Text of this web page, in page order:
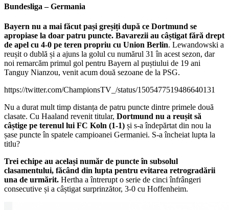
Bundesliga – Germania
Bayern nu a mai făcut pași greșiți după ce Dortmund se
apropiase la doar patru puncte. Bavarezii au câștigat fără drept
de apel cu 4-0 pe teren propriu cu Union Berlin. Lewandowski a
reușit o dublă și a ajuns la golul cu numărul 31 în acest sezon, dar
noi remarcăm primul gol pentru Bayern al puștiului de 19 ani
Tanguy Nianzou, venit acum două sezoane de la PSG.
https://twitter.com/ChampionsTV_/status/1505477519486640131
Nu a durat mult timp distanța de patru puncte dintre primele două
clasate. Cu Haaland revenit titular, Dortmund nu a reușit să
câștige pe terenul lui FC Koln (1-1) și s-a îndepărtat din nou la
șase puncte în spatele campioanei Germaniei. S-a încheiat lupta la
titlu?
Trei echipe au același număr de puncte în subsolul
clasamentului, făcând din lupta pentru evitarea retrogradării
una de urmărit. Hertha a întrerupt o serie de cinci înfrângeri
consecutive și a câștigat surprinzător, 3-0 cu Hoffenheim.